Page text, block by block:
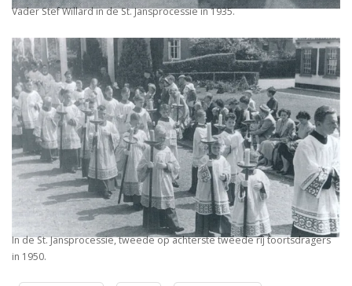
Vader Stef Willard in de St. Jansprocessie in 1935.
In de St. Jansprocessie, tweede op achterste tweede rij toortsdragers
in 1950.